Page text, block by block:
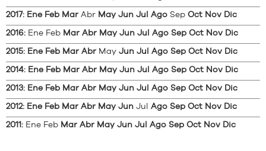
2017: Ene Feb Mar Abr May Jun Jul Ago Sep Oct Nov Dic
2016: Ene Feb Mar Abr May Jun Jul Ago Sep Oct Nov Dic
2015: Ene Feb Mar Abr May Jun Jul Ago Sep Oct Nov Dic
2014: Ene Feb Mar Abr May Jun Jul Ago Sep Oct Nov Dic
2013: Ene Feb Mar Abr May Jun Jul Ago Sep Oct Nov Dic
2012: Ene Feb Mar Abr May Jun Jul Ago Sep Oct Nov Dic
2011: Ene Feb Mar Abr May Jun Jul Ago Sep Oct Nov Dic